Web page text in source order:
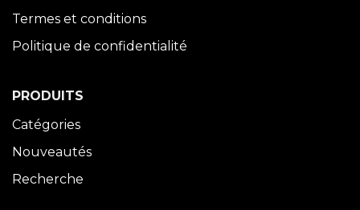
Termes et conditions
Politique de confidentialité
PRODUITS
Catégories
Nouveautés
Recherche